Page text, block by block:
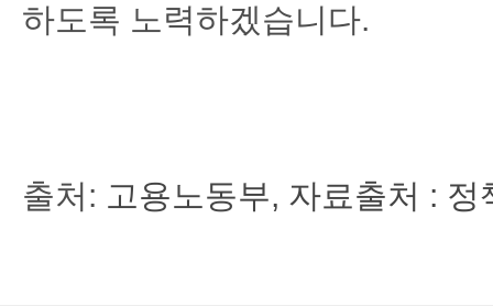
하도록 노력하겠습니다.
출처: 고용노동부, 자료출처 : 정